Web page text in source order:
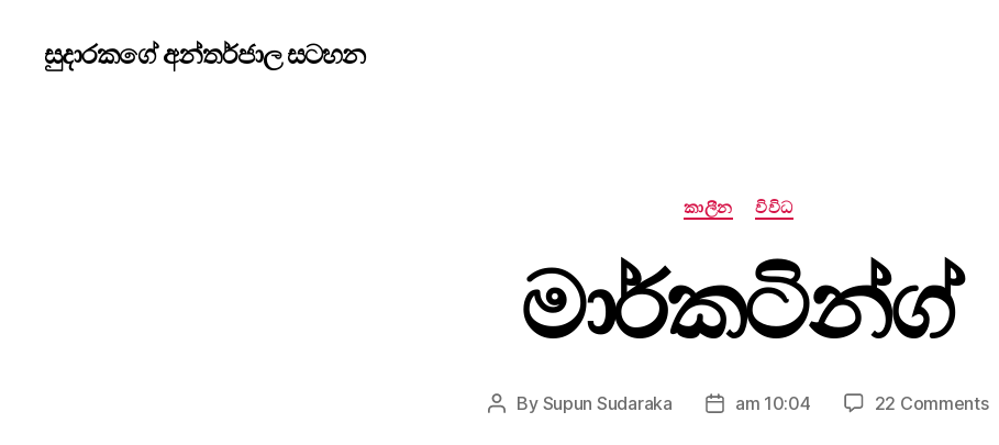
සුදාරකගේ අන්තර්ජාල සටහන
Categories
කාලීන විවිධ
මාර්කටින්ග්
Post
By Supun Sudaraka
Postam 10:04 22 Commentson